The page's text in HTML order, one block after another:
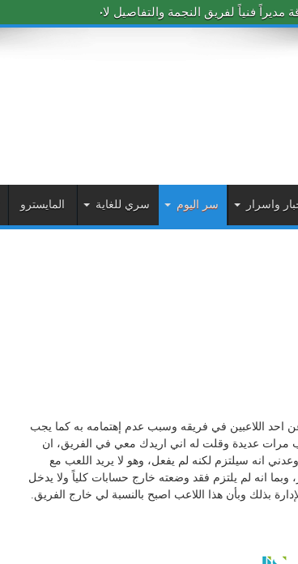
فنياً لفريق النجمة والتفاصيل لاحقاً
واسرار سر اليوم سري للغاية المايسترو
احد اللاعبين في فريقه وسبب عدم إهتمامه به كما يجب
مرات عديدة وقلت له اني اريدك معي في الفريق، ان
انه سيلتزم لكنه لم يفعل، وهو لا يريد اللعب مع
انه لم يلتزم فقد وضعته خارج حسابات كلياً ولا يدخل
بذلك وبأن هذا اللاعب اصبح بالنسبة لي خارج الفريق.